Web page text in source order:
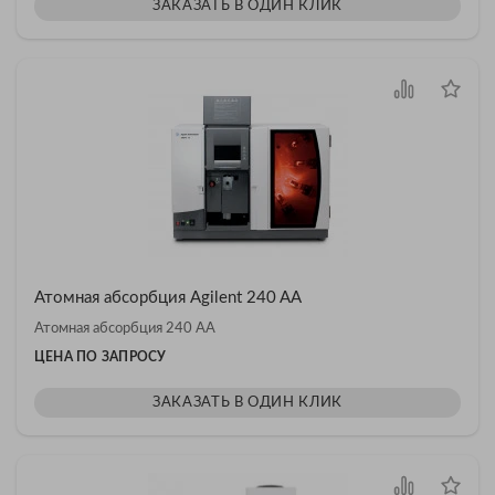
ЗАКАЗАТЬ В ОДИН КЛИК
Атомная абсорбция Agilent 240 AA
Атомная абсорбция 240 AA
ЦЕНА ПО ЗАПРОСУ
ЗАКАЗАТЬ В ОДИН КЛИК